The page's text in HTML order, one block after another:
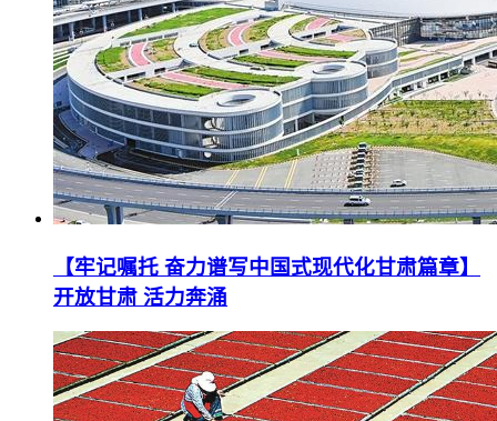
【牢记嘱托 奋力谱写中国式现代化甘肃篇章】
开放甘肃 活力奔涌